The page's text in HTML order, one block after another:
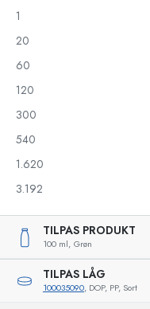
1
20
60
120
300
540
1.620
3.192
TILPAS PRODUKT
100 ml, Grøn
TILPAS LÅG
100035090, DOP, PP, Sort